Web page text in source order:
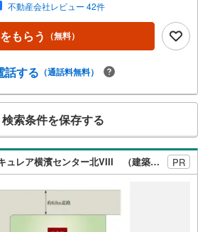
らう」「見学予約をする」ボタンからお問
さい。※必ずYahoo！ JAPAN IDでログインし
※PayPayボーナスライトは出金と譲渡はでき
ーーーーーーーーーーーーー紹介金融機関/都
あり、実際の適用金利は融資実行時のもの
金利情勢により表記の返済額と異なる場合が
ーーーーーーーーーーーーーーーーーーーー
不動産会社レビュー 42件
もらう （無料）
話する （通話料無料）
検索条件を保存する
【大和ハウス】セキュレア横濱センター北VIII （建築条件付宅地分譲） PR